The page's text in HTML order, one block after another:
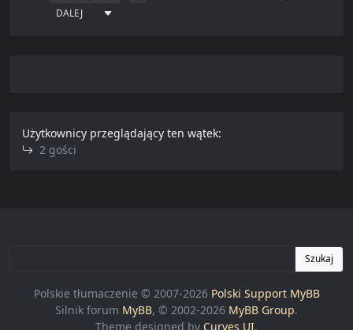
DALEJ
Użytkownicy przeglądający ten wątek:
2 gości
Szukaj
Polskie tłumaczenie © 2007-2026 Polski Support MyBB
Silnik forum MyBB, © 2002-2026 MyBB Group.
Theme designed by Curves UI.